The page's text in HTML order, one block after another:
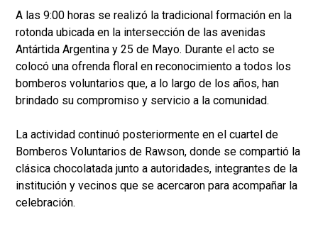
A las 9:00 horas se realizó la tradicional formación en la
rotonda ubicada en la intersección de las avenidas
Antártida Argentina y 25 de Mayo. Durante el acto se
colocó una ofrenda floral en reconocimiento a todos los
bomberos voluntarios que, a lo largo de los años, han
brindado su compromiso y servicio a la comunidad.
La actividad continuó posteriormente en el cuartel de
Bomberos Voluntarios de Rawson, donde se compartió la
clásica chocolatada junto a autoridades, integrantes de la
institución y vecinos que se acercaron para acompañar la
celebración.